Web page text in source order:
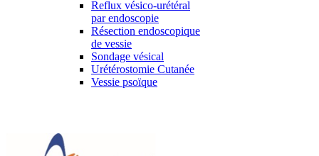
Reflux vésico-urétéral
par endoscopie
Résection endoscopique
de vessie
Sondage vésical
Urétérostomie Cutanée
Vessie psoïque